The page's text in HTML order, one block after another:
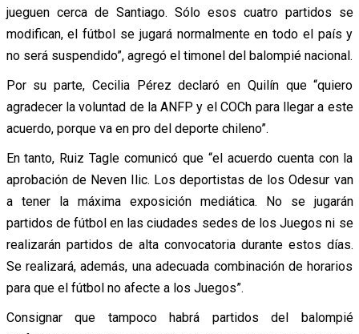
jueguen cerca de Santiago. Sólo esos cuatro partidos se
modifican, el fútbol se jugará normalmente en todo el país y
no será suspendido”, agregó el timonel del balompié nacional.
Por su parte, Cecilia Pérez declaró en Quilín que “quiero
agradecer la voluntad de la ANFP y el COCh para llegar a este
acuerdo, porque va en pro del deporte chileno”.
En tanto, Ruiz Tagle comunicó que “el acuerdo cuenta con la
aprobación de Neven Ilic. Los deportistas de los Odesur van
a tener la máxima exposición mediática. No se jugarán
partidos de fútbol en las ciudades sedes de los Juegos ni se
realizarán partidos de alta convocatoria durante estos días.
Se realizará, además, una adecuada combinación de horarios
para que el fútbol no afecte a los Juegos”.
Consignar que tampoco habrá partidos del balompié